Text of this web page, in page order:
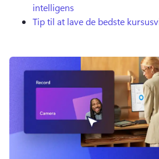
intelligens
Tip til at lave de bedste